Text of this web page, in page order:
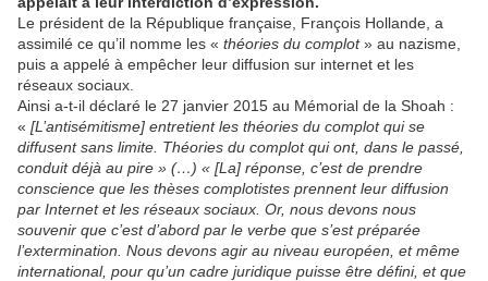
Le président de la République française, François Hollande, a
assimilé ce qu’il nomme les « théories du complot» au nazisme,
puis a appelé à empêcher leur diffusion sur internet et les
réseaux sociaux.
Ainsi a-t-il déclaré le 27 janvier 2015 au Mémorial de la Shoah :
« [L’antisémitisme] entretient les théories du complot qui se
diffusent sans limite. Théories du complot qui ont, dans le passé,
conduit déjà au pire » (…) « [La] réponse, c’est de prendre
conscience que les thèses complotistes prennent leur diffusion
par Internet et les réseaux sociaux. Or, nous devons nous
souvenir que c’est d’abord par le verbe que s’est préparée
l’extermination. Nous devons agir au niveau européen, et même
international, pour qu’un cadre juridique puisse être défini, et que